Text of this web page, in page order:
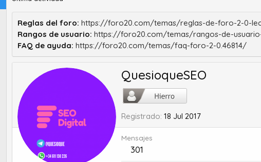
Reglas del foro: https://foro20.com/temas/reglas-de-foro-2-0-
Rangos de usuario: https://foro20.com/temas/rangos-de-
FAQ de ayuda: https://foro20.com/temas/faq-foro-2-0.46814/
QuesioqueSEO
Registrado 18 Jul 2017
Mensajes
301